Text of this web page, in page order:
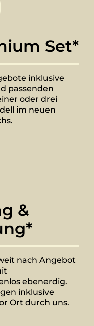
Set*
inklusive
passenden
oder drei
im neuen
&
nach Angebot
ebenerdig.
inklusive
Ort durch uns.